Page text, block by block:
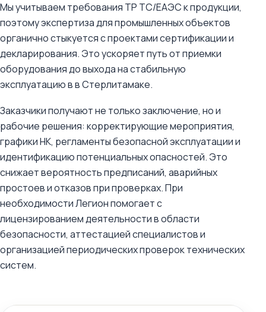
Мы учитываем требования ТР ТС/ЕАЭС к продукции,
поэтому экспертиза для промышленных объектов
органично стыкуется с проектами сертификации и
декларирования. Это ускоряет путь от приемки
оборудования до выхода на стабильную
эксплуатацию в в Стерлитамаке.
Заказчики получают не только заключение, но и
рабочие решения: корректирующие мероприятия,
графики НК, регламенты безопасной эксплуатации и
идентификацию потенциальных опасностей. Это
снижает вероятность предписаний, аварийных
простоев и отказов при проверках. При
необходимости Легион помогает с
лицензированием деятельности в области
безопасности, аттестацией специалистов и
организацией периодических проверок технических
систем.